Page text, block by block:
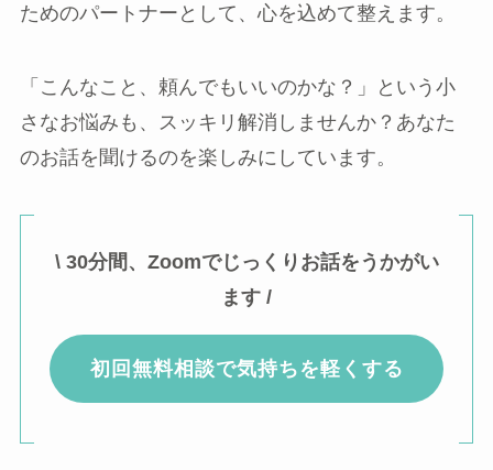
ためのパートナーとして、心を込めて整えます。
「こんなこと、頼んでもいいのかな？」という小
さなお悩みも、スッキリ解消しませんか？あなた
のお話を聞けるのを楽しみにしています。
\ 30分間、Zoomでじっくりお話をうかがい
ます /
初回無料相談で気持ちを軽くする